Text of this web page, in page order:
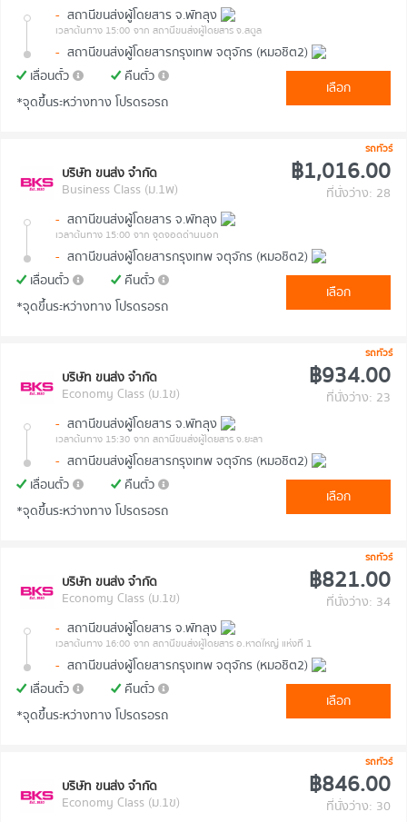
- สถานีขนส่งผู้โดยสาร จ.พัทลุง
เวลาต้นทาง 15:00 จาก สถานีขนส่งผู้โดยสาร จ.สตูล
- สถานีขนส่งผู้โดยสารกรุงเทพ จตุจักร (หมอชิต2)
เลื่อนตั๋ว
คืนตั๋ว
*จุดขึ้นระหว่างทาง โปรดรอรถ
เลือก
รถทัวร์
บริษัท ขนส่ง จำกัด
Business Class (ม.1พ)
฿1,016.00
ที่นั่งว่าง: 28
- สถานีขนส่งผู้โดยสาร จ.พัทลุง
เวลาต้นทาง 15:00 จาก จุดจอดด่านนอก
- สถานีขนส่งผู้โดยสารกรุงเทพ จตุจักร (หมอชิต2)
เลื่อนตั๋ว
คืนตั๋ว
*จุดขึ้นระหว่างทาง โปรดรอรถ
เลือก
รถทัวร์
บริษัท ขนส่ง จำกัด
Economy Class (ม.1ข)
฿934.00
ที่นั่งว่าง: 23
- สถานีขนส่งผู้โดยสาร จ.พัทลุง
เวลาต้นทาง 15:30 จาก สถานีขนส่งผู้โดยสาร จ.ยะลา
- สถานีขนส่งผู้โดยสารกรุงเทพ จตุจักร (หมอชิต2)
เลื่อนตั๋ว
คืนตั๋ว
*จุดขึ้นระหว่างทาง โปรดรอรถ
เลือก
รถทัวร์
บริษัท ขนส่ง จำกัด
Economy Class (ม.1ข)
฿821.00
ที่นั่งว่าง: 34
- สถานีขนส่งผู้โดยสาร จ.พัทลุง
เวลาต้นทาง 16:00 จาก สถานีขนส่งผู้โดยสาร อ.หาดใหญ่ แห่งที่ 1
- สถานีขนส่งผู้โดยสารกรุงเทพ จตุจักร (หมอชิต2)
เลื่อนตั๋ว
คืนตั๋ว
*จุดขึ้นระหว่างทาง โปรดรอรถ
เลือก
รถทัวร์
บริษัท ขนส่ง จำกัด
Economy Class (ม.1ข)
฿846.00
ที่นั่งว่าง: 30